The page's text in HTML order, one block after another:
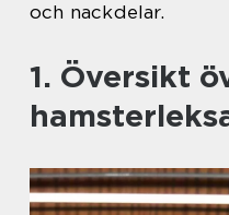
och nackdelar.
1. Översikt